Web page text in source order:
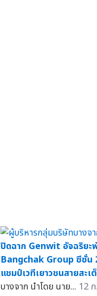
ปิดฉาก Genwit อัจฉริย
Bangchak Group ซีซั่น
แชมป์เวทีเยาวชนสายสะเ
บางจาก นำโดย นาย... 12